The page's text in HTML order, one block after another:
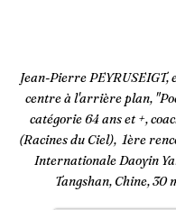
Jean-Pierre PEYRUSEIGT,
centre à l'arrière plan,
catégorie 64 ans et +,
(Racines du Ciel), 1ère
Internationale Daoyin
Tangshan, Chine, 30